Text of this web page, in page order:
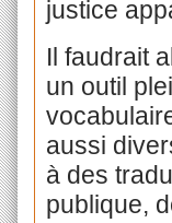
justice
Il faudrait
un outil
aussi
à des
publique,